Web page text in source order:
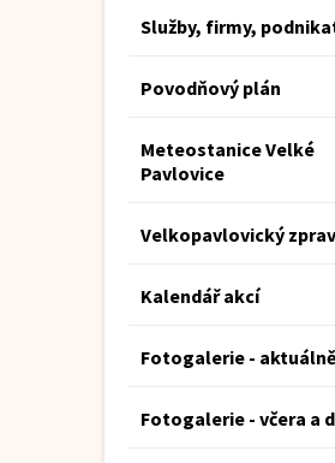
Služby, firmy,
Povodňový plán
Meteostanice Velké
Pavlovice
Velkopavlovický
Kalendář akcí
Fotogalerie - aktuálně
Fotogalerie - včera a